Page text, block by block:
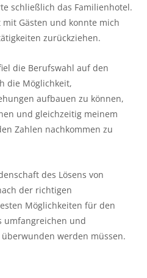
schließlich das Familienhotel.
Gästen und konnte mich
zurückziehen.
die Berufswahl auf den
die Möglichkeit,
aufbauen zu können,
und gleichzeitig meinem
Zahlen nachkommen zu
des Lösens von
der richtigen
Möglichkeiten für den
umfangreichen und
werden müssen.